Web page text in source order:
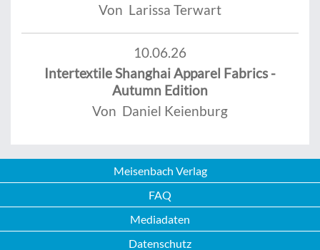
Von Larissa Terwart
10.06.26
Intertextile Shanghai Apparel Fabrics -
Autumn Edition
Von Daniel Keienburg
Meisenbach Verlag
FAQ
Mediadaten
Datenschutz